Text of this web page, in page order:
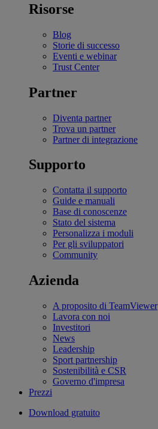
Risorse
Blog
Storie di successo
Eventi e webinar
Trust Center
Partner
Diventa partner
Trova un partner
Partner di integrazione
Supporto
Contatta il supporto
Guide e manuali
Base di conoscenze
Stato del sistema
Personalizza i moduli
Per gli sviluppatori
Community
Azienda
A proposito di TeamViewer
Lavora con noi
Investitori
News
Leadership
Sport partnership
Sostenibilità e CSR
Governo d'impresa
Prezzi
Download gratuito